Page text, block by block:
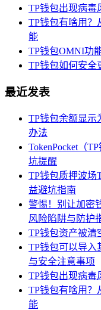
TP钱包出现病毒
TP钱包有啥用？
能
TP钱包OMNI功
TP钱包如何安全
最近发表
TP钱包余额显示
办法
TokenPocket（
坑提醒
TP钱包质押波场
益避坑指南
警惕！别让加密
风险陷阱与防护
TP钱包资产被清
TP钱包可以导入
与安全注意事项
TP钱包出现病毒
TP钱包有啥用？
能